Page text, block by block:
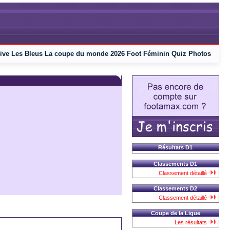
Les Bleus La coupe du monde 2026 Foot Féminin Quiz Photos
Résultats D1
Classements D1
Classement détaillé
Classements D2
Classement détaillé
Coupe de la Ligue
Les résultats